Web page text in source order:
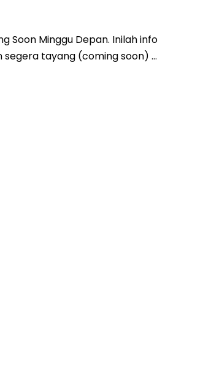
Soon Minggu Depan. Inilah info
segera tayang (coming soon) …